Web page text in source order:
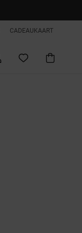
CADEAUKAART